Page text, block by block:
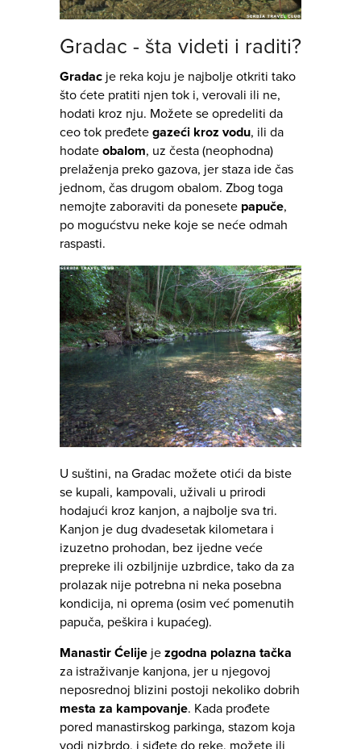
Gradac - šta videti i raditi?
Gradac je reka koju je najbolje otkriti tako
što ćete pratiti njen tok i, verovali ili ne,
hodati kroz nju. Možete se opredeliti da
ceo tok pređete gazeći kroz vodu, ili da
hodate obalom, uz česta (neophodna)
prelaženja preko gazova, jer staza ide čas
jednom, čas drugom obalom. Zbog toga
nemojte zaboraviti da ponesete papuče,
po mogućstvu neke koje se neće odmah
raspasti.
U suštini, na Gradac možete otići da biste
se kupali, kampovali, uživali u prirodi
hodajući kroz kanjon, a najbolje sva tri.
Kanjon je dug dvadesetak kilometara i
izuzetno prohodan, bez ijedne veće
prepreke ili ozbiljnije uzbrdice, tako da za
prolazak nije potrebna ni neka posebna
kondicija, ni oprema (osim već pomenutih
papuča, peškira i kupaćeg).
Manastir Ćelije je zgodna polazna tačka
za istraživanje kanjona, jer u njegovoj
neposrednoj blizini postoji nekoliko dobrih
mesta za kampovanje. Kada prođete
pored manastirskog parkinga, stazom koja
vodi nizbrdo, i siđete do reke, možete ili